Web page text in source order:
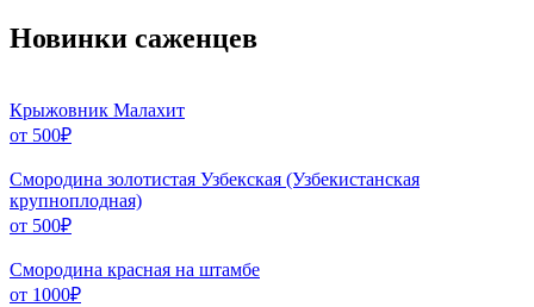
Новинки саженцев
Крыжовник Малахит
от 500₽
Смородина золотистая Узбекская (Узбекистанская
крупноплодная)
от 500₽
Смородина красная на штамбе
от 1000₽